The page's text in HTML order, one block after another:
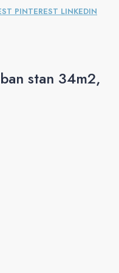
PINTEREST LINKEDIN
stan 34m2,